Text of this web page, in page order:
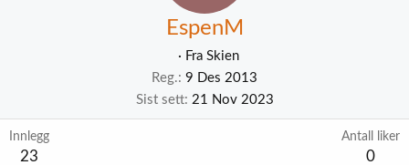
EspenM
· Fra Skien
Reg. 9 Des 2013
Sist sett 21 Nov 2023
Innlegg
23
Antall liker
0